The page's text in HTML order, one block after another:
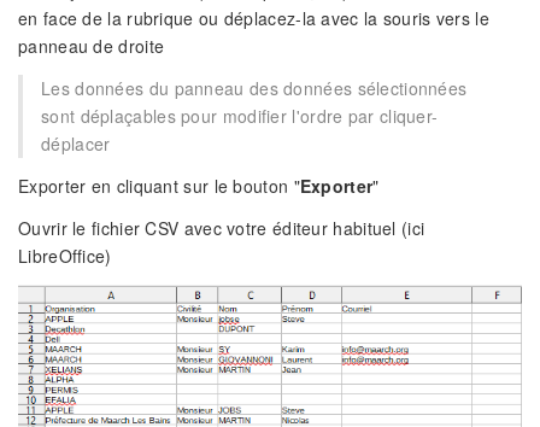
en face de la rubrique ou déplacez-la avec la souris vers le
panneau de droite
Les données du panneau des données sélectionnées
sont déplaçables pour modifier l'ordre par cliquer-
déplacer
Exporter en cliquant sur le bouton "Exporter"
Ouvrir le fichier CSV avec votre éditeur habituel (ici
LibreOffice)